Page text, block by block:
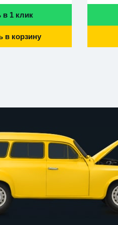
в 1 клик
в корзину